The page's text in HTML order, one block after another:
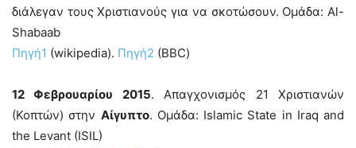
διάλεγαν τους Χριστιανούς για να σκοτώσουν. Ομάδα: Al-
Shabaab
Πηγή1 (wikipedia). Πηγή2 (BBC)
12 Φεβρουαρίου 2015. Απαγχονισμός 21 Χριστιανών
(Κοπτών) στην Αίγυπτο. Ομάδα: Islamic State in Iraq and
the Levant (ISIL)